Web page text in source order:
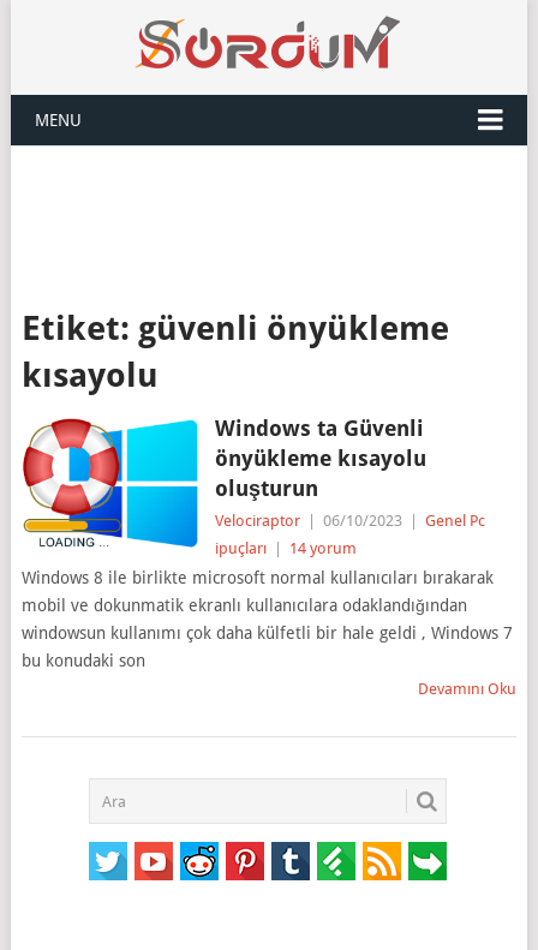
MENU
Etiket: güvenli önyükleme
kısayolu
Windows ta Güvenli
önyükleme kısayolu
oluşturun
Velociraptor 06/10/2023
Genel Pc
ipuçları
14 yorum
Windows 8 ile birlikte microsoft normal kullanıcıları bırakarak
mobil ve dokunmatik ekranlı kullanıcılara odaklandığından
windowsun kullanımı çok daha külfetli bir hale geldi , Windows 7
bu konudaki son
Devamını Oku